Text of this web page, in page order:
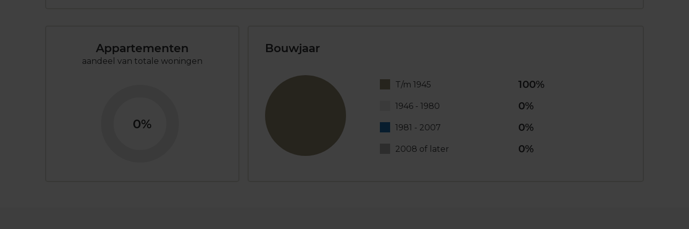
Appartementen
aandeel van totale woningen
0%
Bouwjaar
T/m 1945 100%
1946 - 1980 0%
1981 - 2007 0%
2008 of later 0%